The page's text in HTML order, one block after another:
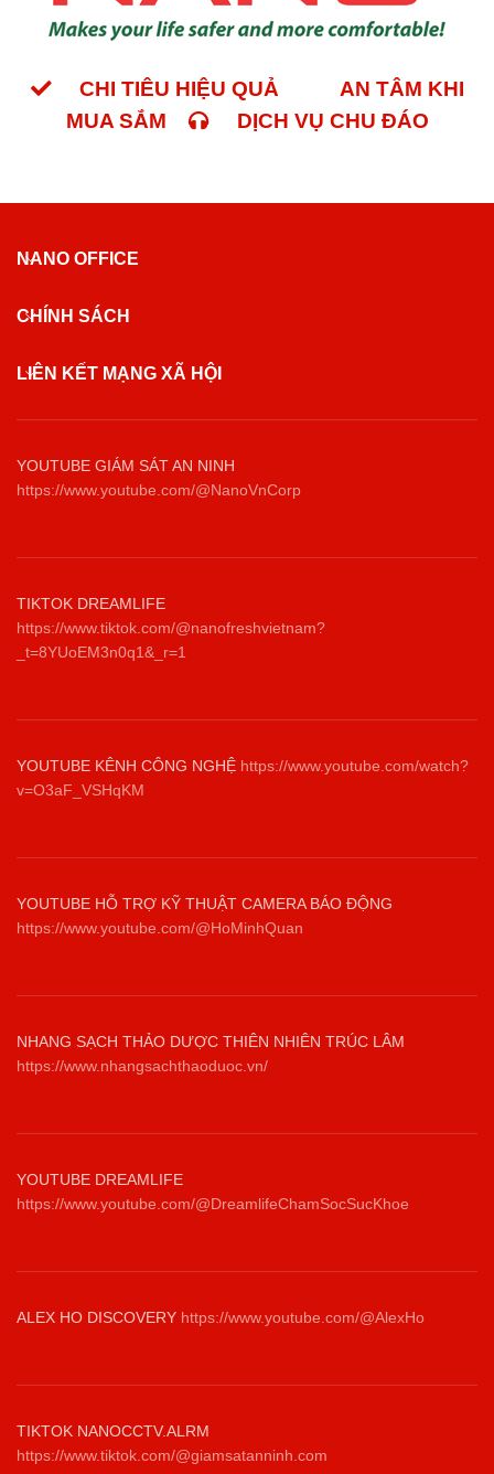
CHI TIÊU HIỆU QUẢ
AN TÂM KHI
MUA SẮM
DỊCH VỤ CHU ĐÁO
NANO OFFICE
CHÍNH SÁCH
LIÊN KẾT MẠNG XÃ HỘI
YOUTUBE GIÁM SÁT AN NINH
https://www.youtube.com/@NanoVnCorp
TIKTOK DREAMLIFE
https://www.tiktok.com/@nanofreshvietnam?
_t=8YUoEM3n0q1&_r=1
YOUTUBE KÊNH CÔNG NGHỆ https://www.youtube.com/watch?
v=O3aF_VSHqKM
YOUTUBE HỖ TRỢ KỸ THUẬT CAMERA BÁO ĐỘNG
https://www.youtube.com/@HoMinhQuan
NHANG SẠCH THẢO DƯỢC THIÊN NHIÊN TRÚC LÂM
https://www.nhangsachthaoduoc.vn/
YOUTUBE DREAMLIFE
https://www.youtube.com/@DreamlifeChamSocSucKhoe
ALEX HO DISCOVERY https://www.youtube.com/@AlexHo
TIKTOK NANOCCTV.ALRM
https://www.tiktok.com/@giamsatanninh.com